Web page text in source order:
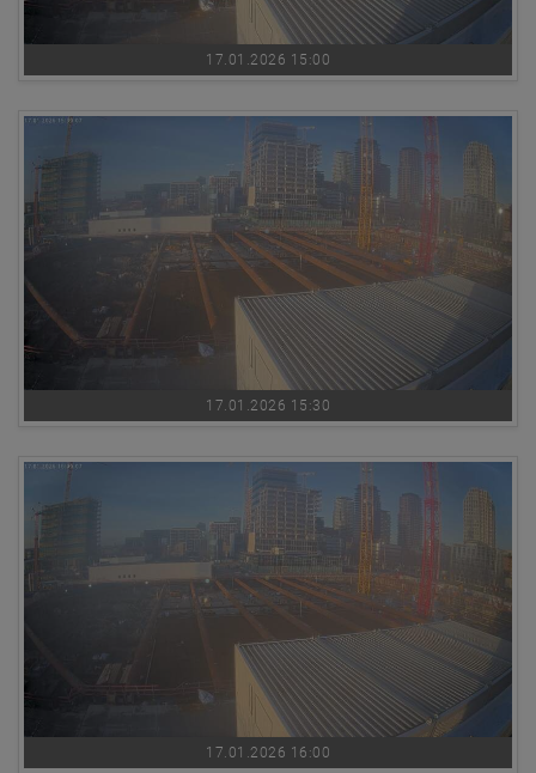
17.01.2026 15:00
17.01.2026 15:30
17.01.2026 16:00